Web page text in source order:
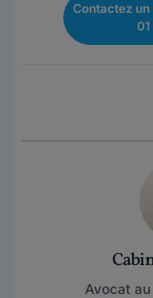
Contactez
Avocat